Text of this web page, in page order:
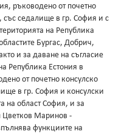
ръководено от почетно
със седалище в гр. София и с
на Република
Бургас, Добрич,
и за даване на съгласие
Република Естония в
от почетно консулско
в гр. София и консулски
на област София, и за
Цветков Маринов -
функциите на